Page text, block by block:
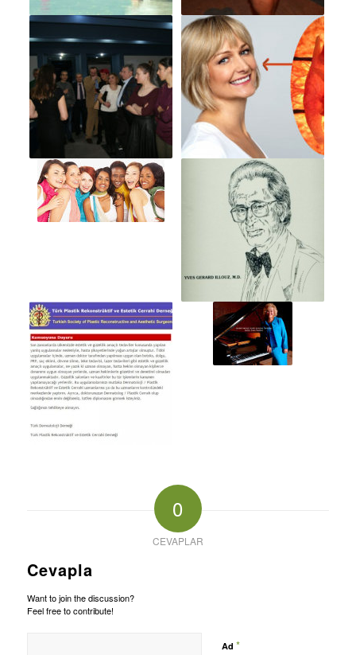
0
CEVAPLAR
Cevapla
Want to join the discussion?
Feel free to contribute!
Ad *